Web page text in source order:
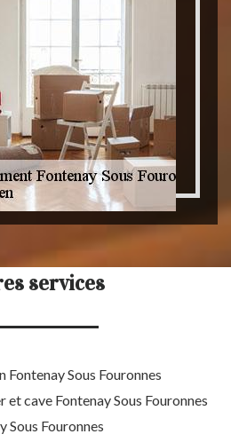
services
Fontenay Sous Fouronnes
et cave Fontenay Sous Fouronnes
Sous Fouronnes